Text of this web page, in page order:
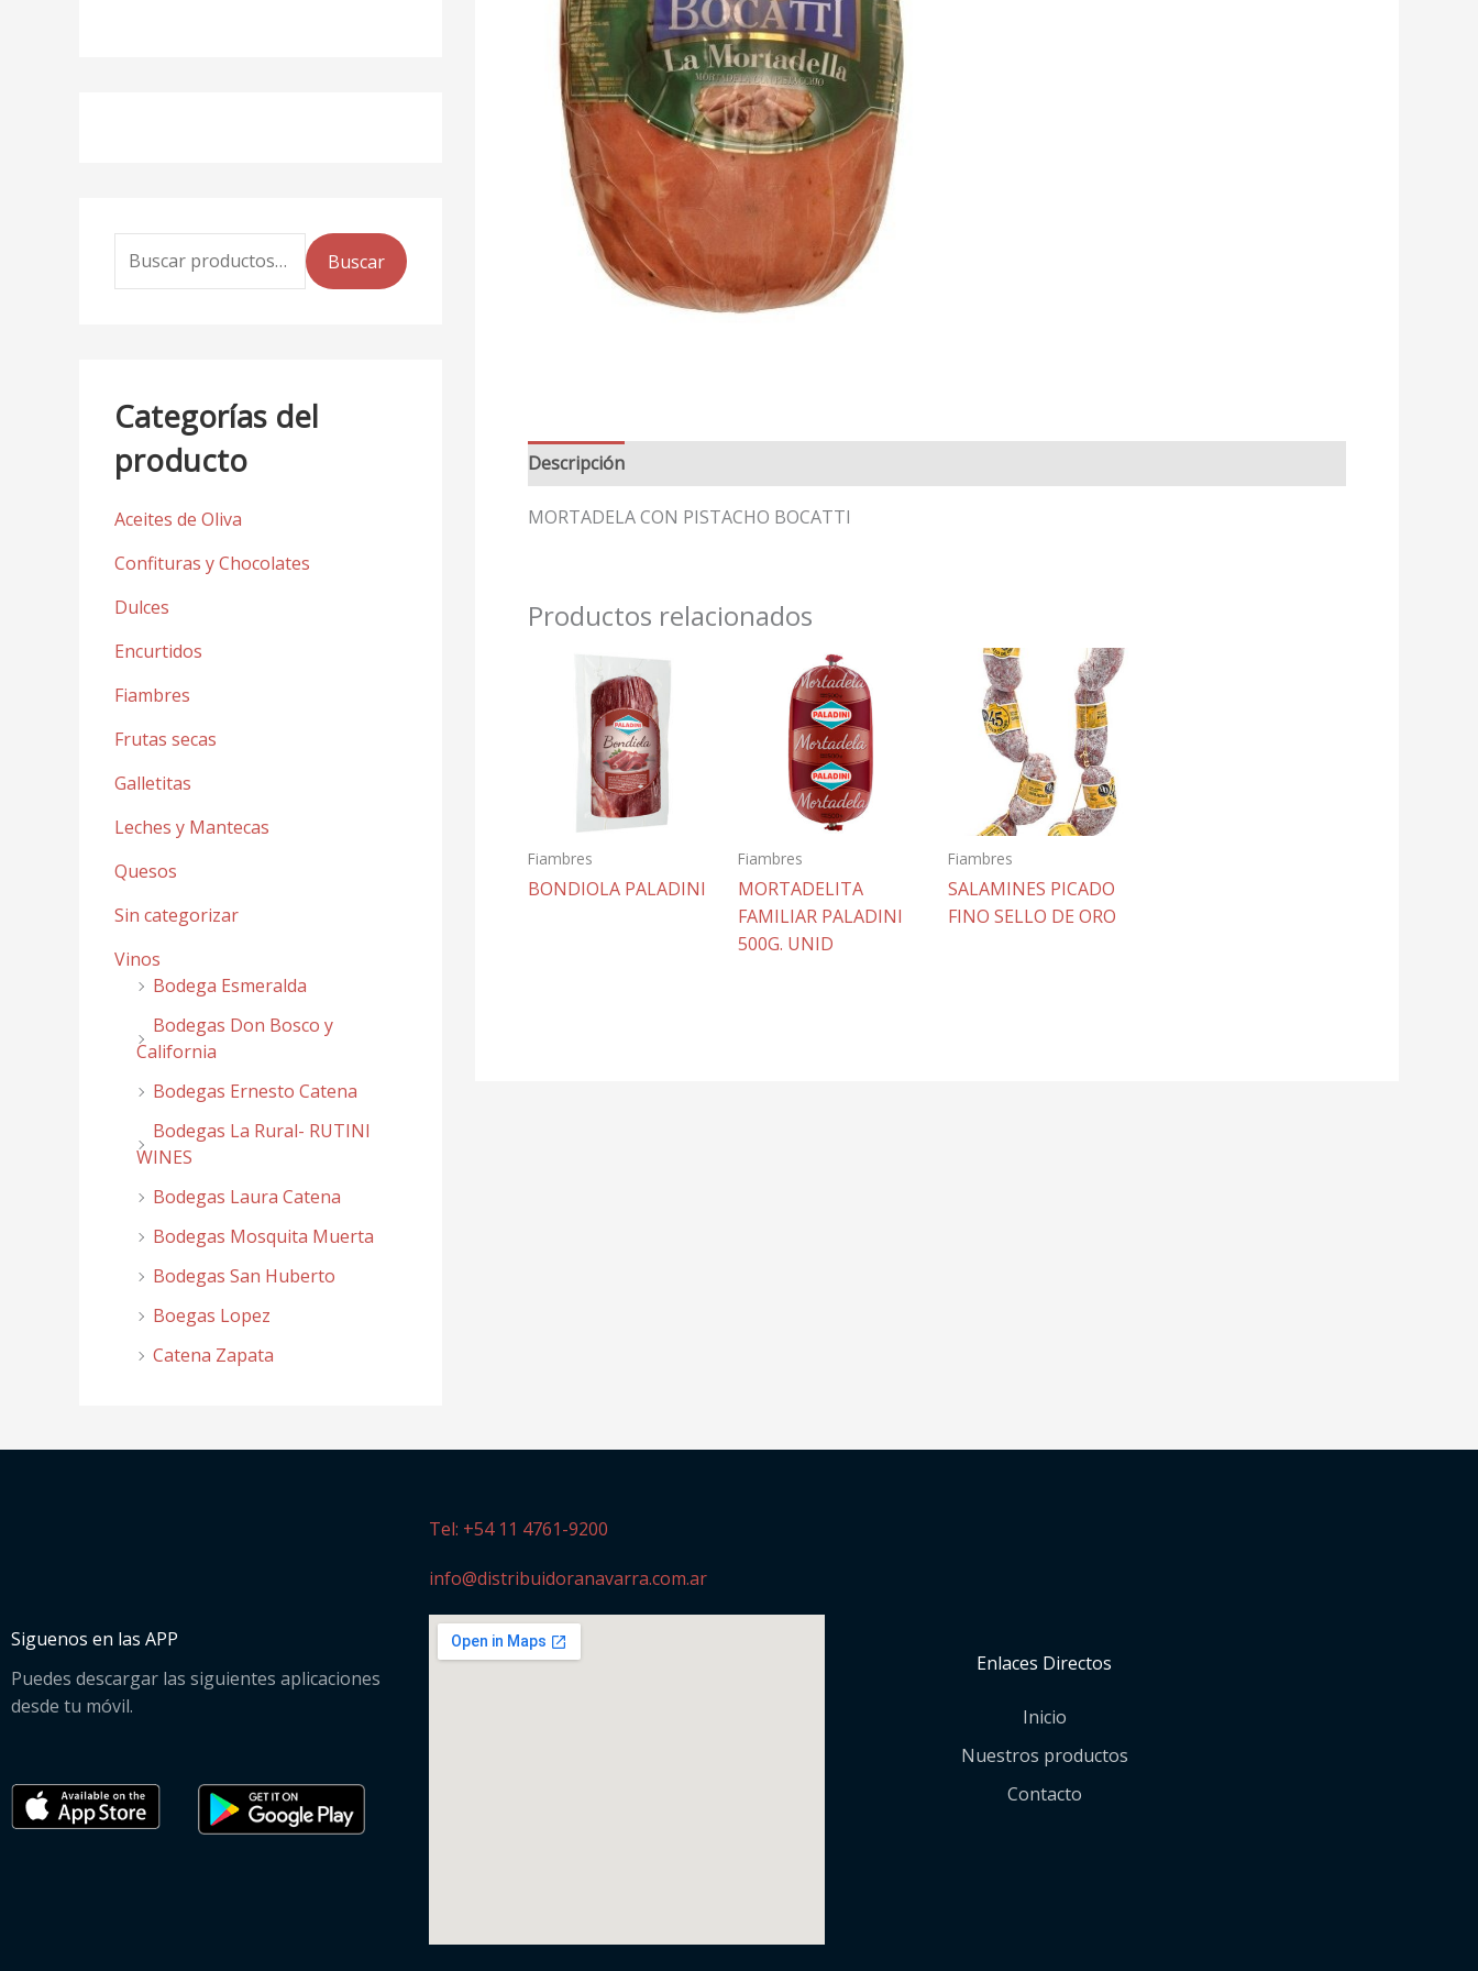
Buscar
Categorías del
producto
Aceites de Oliva
Confituras y Chocolates
Dulces
Encurtidos
Fiambres
Frutas secas
Galletitas
Leches y Mantecas
Quesos
Sin categorizar
Vinos
Bodega Esmeralda
Bodegas Don Bosco y
California
Bodegas Ernesto Catena
Bodegas La Rural- RUTINI
WINES
Bodegas Laura Catena
Bodegas Mosquita Muerta
Bodegas San Huberto
Boegas Lopez
Catena Zapata
Descripción
MORTADELA CON PISTACHO BOCATTI
Productos relacionados
Fiambres
BONDIOLA PALADINI
Fiambres
MORTADELITA
FAMILIAR PALADINI
500G. UNID
Fiambres
SALAMINES PICADO
FINO SELLO DE ORO
Siguenos en las APP
Puedes descargar las siguientes aplicaciones
desde tu móvil.
Tel: +54 11 4761-9200
info@distribuidoranavarra.com.ar
Enlaces Directos
Inicio
Nuestros productos
Contacto